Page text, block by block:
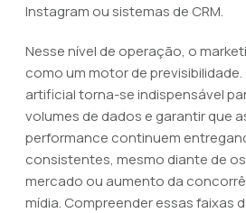
Instagram ou sistemas de CRM.
Nesse nível de operação, o
como um motor de
artificial torna-se indispensável
volumes de dados e garantir que
performance continuem
consistentes, mesmo diante de
mercado ou aumento da
mídia. Compreender essas faixas